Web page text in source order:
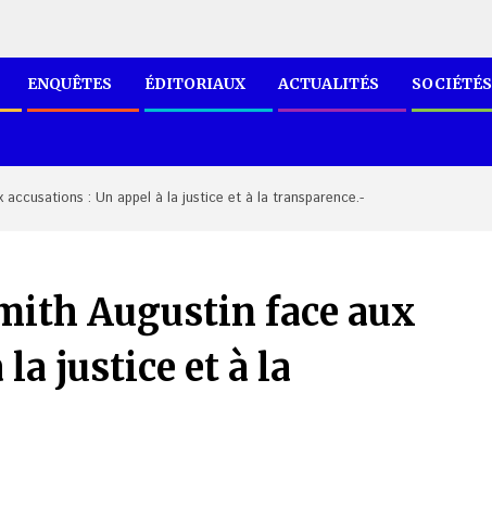
ENQUÊTES ÉDITORIAUX ACTUALITÉS SOCIÉTÉS
: Un appel à la justice et à la transparence.-
Augustin face aux
la justice et à la